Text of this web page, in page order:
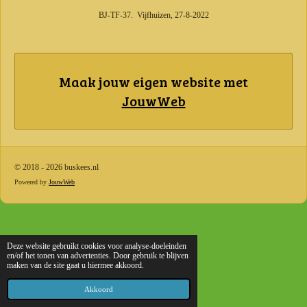
Deze website gebruikt cookies voor analyse-doeleinden
en/of het tonen van advertenties. Door gebruik te blijven
maken van de site gaat u hiermee akkoord.
Akkoord
BJ-TF-37. Vijfhuizen, 27-8-2022
Maak jouw eigen website met
JouwWeb
© 2018 - 2026 buskees.nl
Powered by JouwWeb